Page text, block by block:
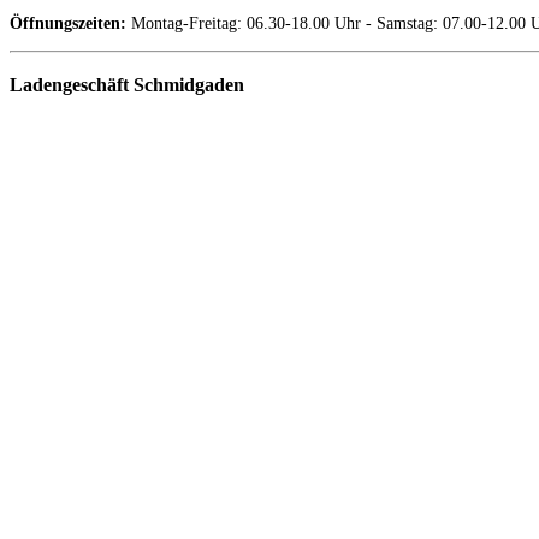
Öffnungszeiten: Montag-Freitag: 06.30-18.00 Uhr - Samstag: 07.00-12.00
Ladengeschäft Schmidgaden